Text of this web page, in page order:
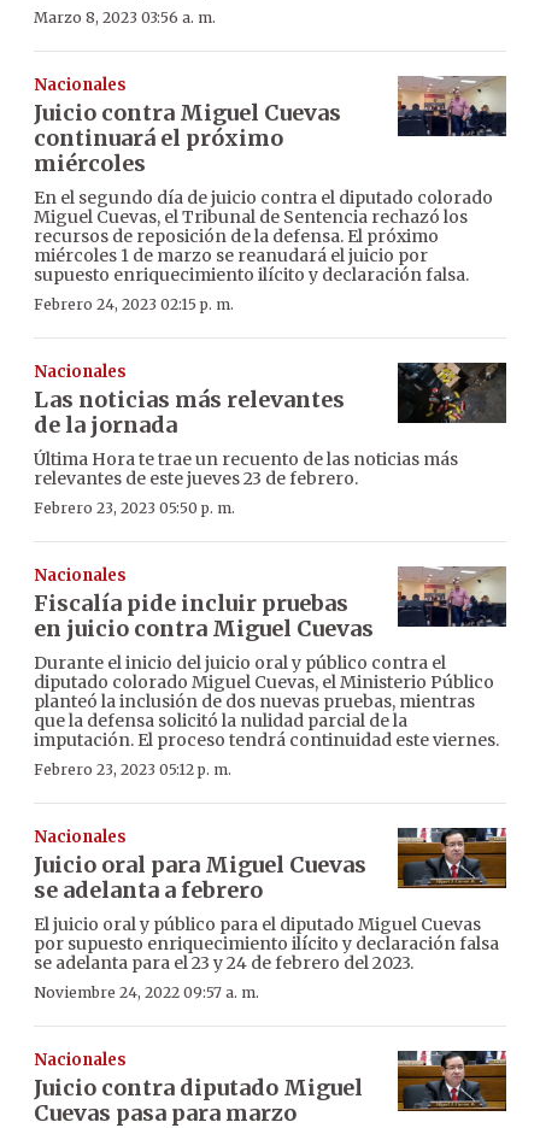
Marzo 8, 2023 03:56 a. m.
Nacionales
Juicio contra Miguel Cuevas
continuará el próximo
miércoles
En el segundo día de juicio contra el diputado colorado
Miguel Cuevas, el Tribunal de Sentencia rechazó los
recursos de reposición de la defensa. El próximo
miércoles 1 de marzo se reanudará el juicio por
supuesto enriquecimiento ilícito y declaración falsa.
Febrero 24, 2023 02:15 p. m.
Nacionales
Las noticias más relevantes
de la jornada
Última Hora te trae un recuento de las noticias más
relevantes de este jueves 23 de febrero.
Febrero 23, 2023 05:50 p. m.
Nacionales
Fiscalía pide incluir pruebas
en juicio contra Miguel Cuevas
Durante el inicio del juicio oral y público contra el
diputado colorado Miguel Cuevas, el Ministerio Público
planteó la inclusión de dos nuevas pruebas, mientras
que la defensa solicitó la nulidad parcial de la
imputación. El proceso tendrá continuidad este viernes.
Febrero 23, 2023 05:12 p. m.
Nacionales
Juicio oral para Miguel Cuevas
se adelanta a febrero
El juicio oral y público para el diputado Miguel Cuevas
por supuesto enriquecimiento ilícito y declaración falsa
se adelanta para el 23 y 24 de febrero del 2023.
Noviembre 24, 2022 09:57 a. m.
Nacionales
Juicio contra diputado Miguel
Cuevas pasa para marzo